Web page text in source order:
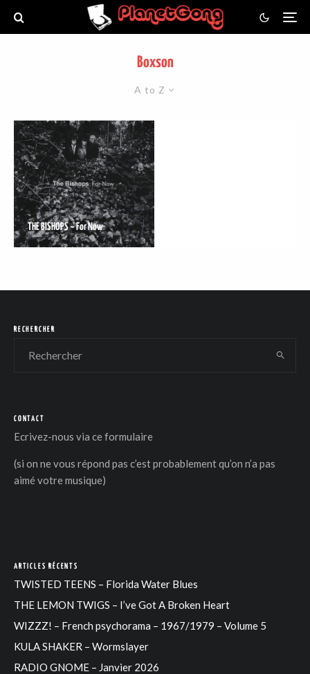
Boxson
A to Z
THE BISHOPS – For Now
RECHERCHER
CONTACT
Ecrivez-nous via ce formulaire
(si on ne vous répond pas c’est probablement qu’on n’a pas
aimé votre musique)
ARTICLES RÉCENTS
TWISTED TEENS – Florida Water Blues
THE LEMON TWIGS – I’ve Got A Broken Heart
WIZZZ! – French psychorama – 1967/1979 – Volume 5
KULA SHAKER – Wormslayer
RADIO GNOME – Janvier 2026